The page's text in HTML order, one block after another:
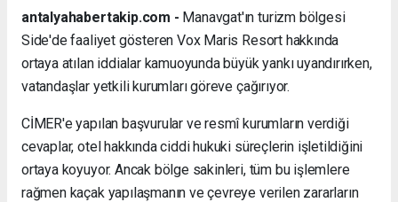
antalyahabertakip.com - Manavgat'ın turizm bölgesi
Side'de faaliyet gösteren Vox Maris Resort hakkında
ortaya atılan iddialar kamuoyunda büyük yankı uyandırırken,
vatandaşlar yetkili kurumları göreve çağırıyor.
CİMER'e yapılan başvurular ve resmî kurumların verdiği
cevaplar, otel hakkında ciddi hukuki süreçlerin işletildiğini
ortaya koyuyor. Ancak bölge sakinleri, tüm bu işlemlere
rağmen kaçak yapılaşmanın ve çevreye verilen zararların